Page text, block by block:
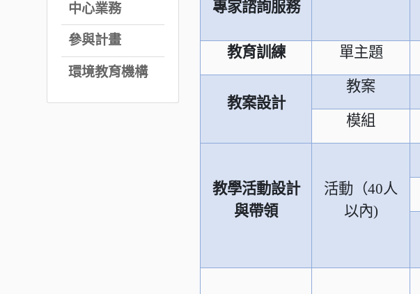
中心業務
參與計畫
環境教育機構
專家諮詢服務
教育訓練 單主題
教案設計
教案
模組
教學活動設計
與帶領
活動（40人
以內)